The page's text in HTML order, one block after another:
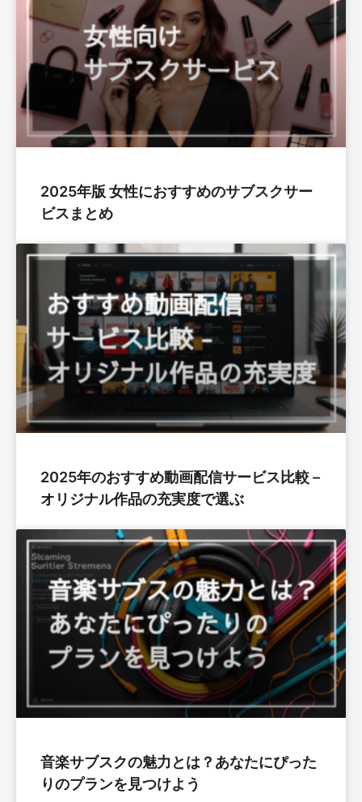
2025年版 女性におすすめのサブスクサー
ビスまとめ
2025年のおすすめ動画配信サービス比較 –
オリジナル作品の充実度で選ぶ
音楽サブスクの魅力とは？あなたにぴった
りのプランを見つけよう